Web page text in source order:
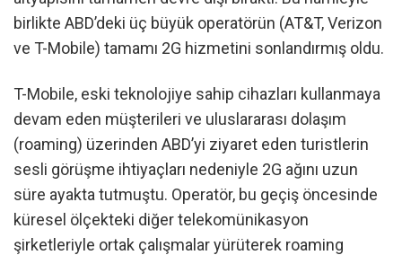
birlikte ABD’deki üç büyük operatörün (AT&T, Verizon
ve T-Mobile) tamamı 2G hizmetini sonlandırmış oldu.
T-Mobile, eski teknolojiye sahip cihazları kullanmaya
devam eden müşterileri ve uluslararası dolaşım
(roaming) üzerinden ABD’yi ziyaret eden turistlerin
sesli görüşme ihtiyaçları nedeniyle 2G ağını uzun
süre ayakta tutmuştu. Operatör, bu geçiş öncesinde
küresel ölçekteki diğer telekomünikasyon
şirketleriyle ortak çalışmalar yürüterek roaming